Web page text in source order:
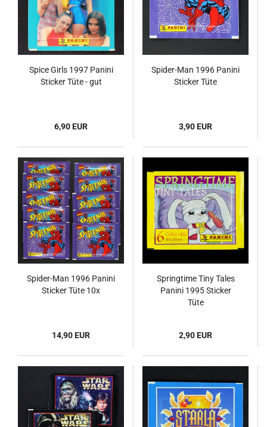
Spice Girls 1997 Panini
Sticker Tüte - gut
6,90 EUR
Spider-Man 1996 Panini
Sticker Tüte
3,90 EUR
Spider-Man 1996 Panini
Sticker Tüte 10x
14,90 EUR
Springtime Tiny Tales
Panini 1995 Sticker
Tüte
2,90 EUR